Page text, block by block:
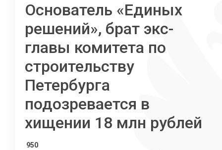
Основатель «Единых
решений», брат экс-
главы комитета по
строительству
Петербурга
подозревается в
хищении 18 млн рублей
950